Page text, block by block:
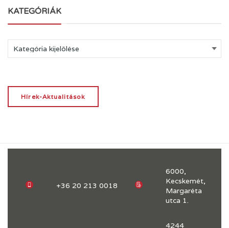
KATEGÓRIÁK
Hírek-Aktualitások
+36 20 213 0018
6000,
Kecskemét,
Margaréta
utca 1.
4244